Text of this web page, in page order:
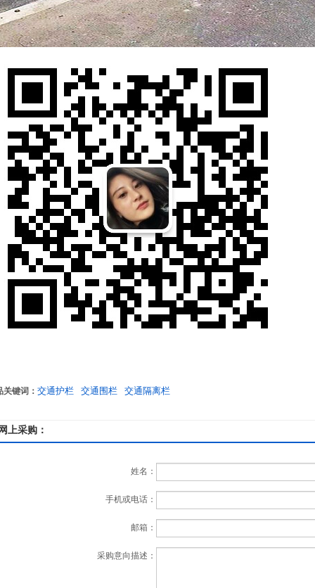
关键词： 交通护栏 交通围栏 交通隔离栏
网上采购：
姓名：
手机或电话：
邮箱：
采购意向描述：